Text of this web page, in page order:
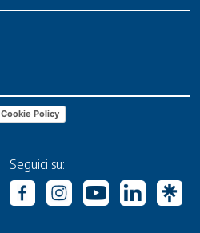
Cookie Policy
Seguici su: